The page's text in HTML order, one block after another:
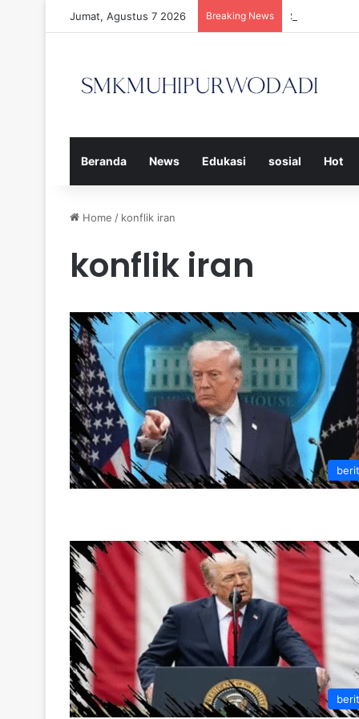
Jumat, Agustus 7 2026 Breaking News Strategi
Beranda News Edukasi sosial Hot
Home / konflik iran
konflik iran